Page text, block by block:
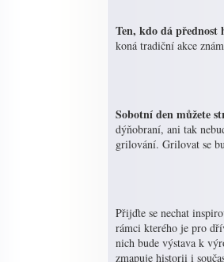
Ten, kdo dá přednost
koná tradiční akce
Sobotní den můžete
dýňobraní, ani tak
grilování. Grilovat se
Přijďte se nechat
rámci kterého je pro
nich bude výstava k
zmapuje historii i